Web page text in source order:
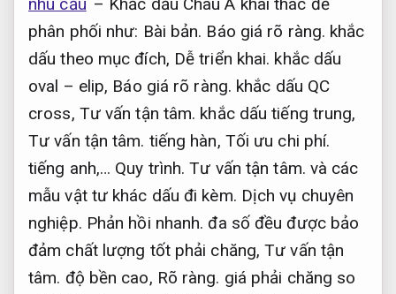
nhu cầu – Khắc dấu Châu Á khai thác để
phân phối như: Bài bản. Báo giá rõ ràng. khắc
dấu theo mục đích, Dễ triển khai. khắc dấu
oval – elip, Báo giá rõ ràng. khắc dấu QC
cross, Tư vấn tận tâm. khắc dấu tiếng trung,
Tư vấn tận tâm. tiếng hàn, Tối ưu chi phí.
tiếng anh,… Quy trình. Tư vấn tận tâm. và các
mẫu vật tư khác dấu đi kèm. Dịch vụ chuyên
nghiệp. Phản hồi nhanh. đa số đều được bảo
đảm chất lượng tốt phải chăng,Tư vấn tận
tâm. độ bền cao, Rõ ràng. giá phải chăng so